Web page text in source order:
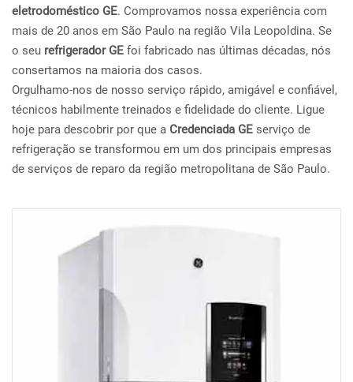
eletrodoméstico GE. Comprovamos nossa experiência com
mais de 20 anos em São Paulo na região Vila Leopoldina. Se
o seu refrigerador GE foi fabricado nas últimas décadas, nós
consertamos na maioria dos casos.
Orgulhamo-nos de nosso serviço rápido, amigável e confiável,
técnicos habilmente treinados e fidelidade do cliente. Ligue
hoje para descobrir por que a Credenciada GE serviço de
refrigeração se transformou em um dos principais empresas
de serviços de reparo da região metropolitana de São Paulo.